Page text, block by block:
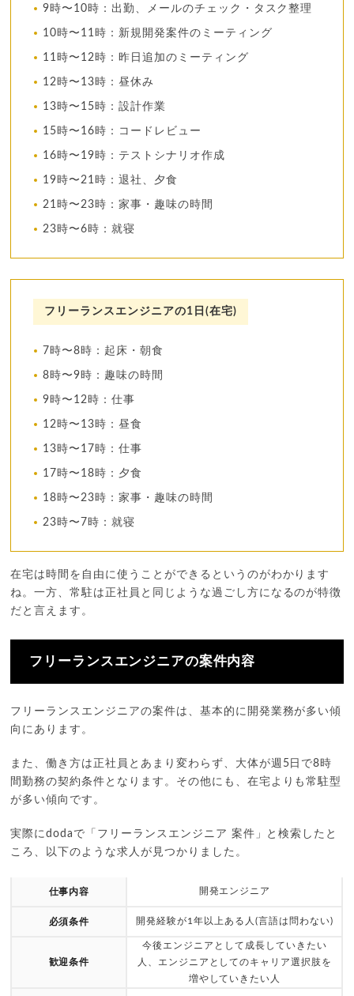
9時〜10時：出勤、メールのチェック・タスク整理
10時〜11時：新規開発案件のミーティング
11時〜12時：昨日追加のミーティング
12時〜13時：昼休み
13時〜15時：設計作業
15時〜16時：コードレビュー
16時〜19時：テストシナリオ作成
19時〜21時：退社、夕食
21時〜23時：家事・趣味の時間
23時〜6時：就寝
フリーランスエンジニアの1日(在宅)
7時〜8時：起床・朝食
8時〜9時：趣味の時間
9時〜12時：仕事
12時〜13時：昼食
13時〜17時：仕事
17時〜18時：夕食
18時〜23時：家事・趣味の時間
23時〜7時：就寝
在宅は時間を自由に使うことができるというのがわかります
ね。一方、常駐は正社員と同じような過ごし方になるのが特徴
だと言えます。
フリーランスエンジニアの案件内容
フリーランスエンジニアの案件は、基本的に開発業務が多い傾
向にあります。
また、働き方は正社員とあまり変わらず、大体が週5日で8時
間勤務の契約条件となります。その他にも、在宅よりも常駐型
が多い傾向です。
実際にdodaで「フリーランスエンジニア 案件」と検索したと
ころ、以下のような求人が見つかりました。
仕事内容 開発エンジニア
必須条件 開発経験が1年以上ある人(言語は問わない)
歓迎条件
今後エンジニアとして成長していきたい
人、エンジニアとしてのキャリア選択肢を
増やしていきたい人